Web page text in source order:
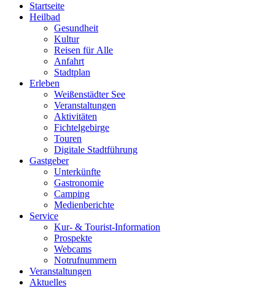
Start­sei­te
Heil­bad
Gesund­heit
Kul­tur
Rei­sen für Alle
Anfahrt
Stadt­plan
Erle­ben
Wei­ßen­städ­ter See
Ver­an­stal­tun­gen
Akti­vi­tä­ten
Fich­tel­ge­bir­ge
Tou­ren
Digi­ta­le Stadtführung
Gast­ge­ber
Unter­künf­te
Gas­tro­no­mie
Cam­ping
Medi­en­be­rich­te
Ser­vice
Kur- & Tourist-Information
Pro­spek­te
Web­cams
Not­ruf­num­mern
Ver­an­stal­tun­gen
Aktu­el­les